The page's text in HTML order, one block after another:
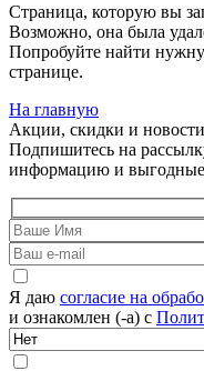
Страница, которую вы
Возможно, она была
Попробуйте найти
странице.
На главную
Акции, скидки и
Подпишитесь на
информацию и
Я даю согласие на
и ознакомлен (-а) с